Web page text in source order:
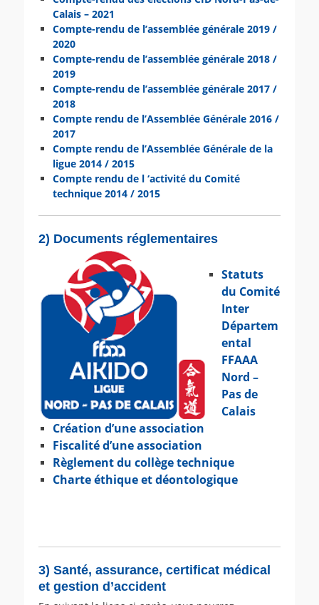
Calais – 2021
Compte-rendu de l’assemblée générale 2019 /
2020
Compte-rendu de l’assemblée générale 2018 /
2019
Compte-rendu de l’assemblée générale 2017 /
2018
Compte rendu de l’Assemblée Générale 2016 /
2017
Compte rendu de l’Assemblée Générale de la
ligue 2014 / 2015
Compte rendu de l ‘activité du Comité
technique 2014 / 2015
2) Documents réglementaires
Statuts
du Comité
Inter
Départem
ental
FFAAA
Nord –
Pas de
Calais
Création d’une association
Fiscalité d’une association
Règlement du collège technique
Charte éthique et déontologique
3) Santé, assurance, certificat médical
et gestion d’accident